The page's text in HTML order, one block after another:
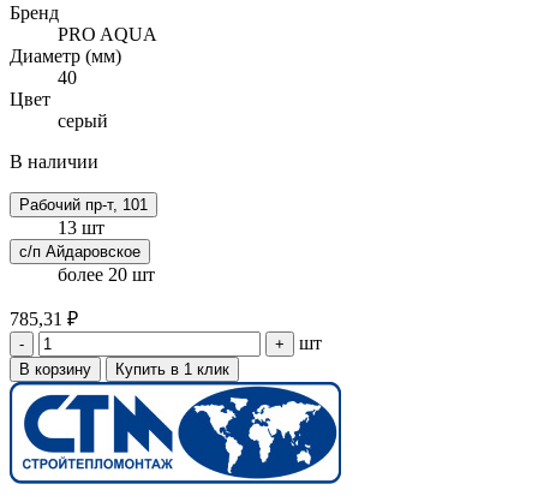
Бренд
PRO AQUA
Диаметр (мм)
40
Цвет
серый
В наличии
Рабочий пр-т, 101
13 шт
с/п Айдаровское
более 20 шт
785,31 ₽
- + шт
В корзину Купить в 1 клик